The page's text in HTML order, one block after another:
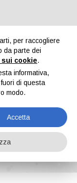
per raccogliere
da parte dei
cookie.
informativa,
di questa
modo.
Accetta